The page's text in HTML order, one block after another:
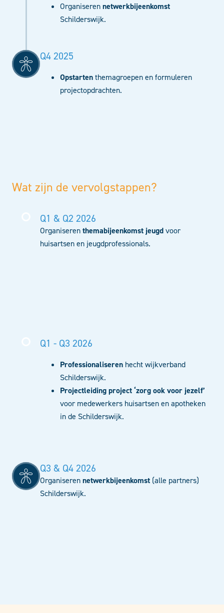
Organiserennetwerkbijeenkomst
Schilderswijk.
Q4 2025
Opstartenthemagroepen en formuleren
projectopdrachten.
Wat zijn de vervolgstappen?
Q1 & Q2 2026
Organiserenthemabijeenkomst jeugdvoor
huisartsen en jeugdprofessionals.
Q1 - Q3 2026
Professionaliseren hecht wijkverband
Schilderswijk.
Projectleiding project ‘zorg ook voor jezelf’
voor medewerkers huisartsen en apotheken
in de Schilderswijk.
Q3 & Q4 2026
Organiserennetwerkbijeenkomst (alle partners)
Schilderswijk.